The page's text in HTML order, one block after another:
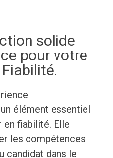
solide
pour votre
élément essentiel
en fiabilité. Elle
les compétences
candidat dans le